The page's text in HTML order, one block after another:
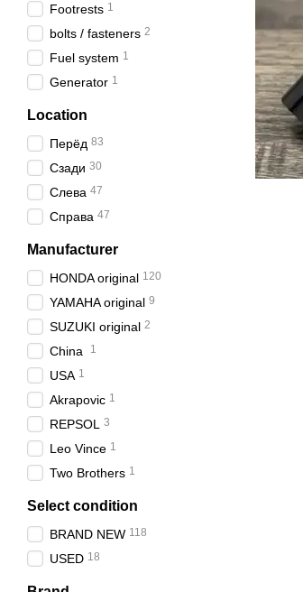
Footrests 1
bolts / fasteners 2
Fuel system 1
Generator 1
Location
Пepёд 83
Сзади 30
Слева 47
Справа 47
Manufacturer
HONDA original 120
YAMAHA original 9
SUZUKI original 2
China 1
USA 1
Akrapovic 1
REPSOL 3
Leo Vince 1
Two Brothers 1
Select condition
BRAND NEW 118
USED 18